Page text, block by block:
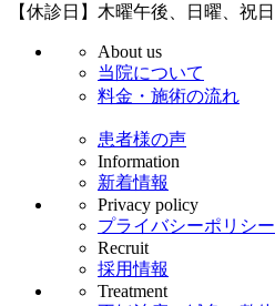
【休診日】木曜午後、日曜、祝日
About us
当院について
料金・施術の流れ
患者様の声
Information
新着情報
Privacy policy
プライバシーポリシー
Recruit
採用情報
Treatment